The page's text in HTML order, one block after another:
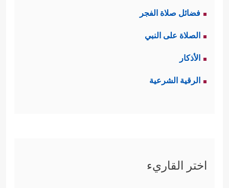
فضائل صلاة الفجر
الصلاة على النبي
الأذكار
الرقية الشرعية
اختر القاريء